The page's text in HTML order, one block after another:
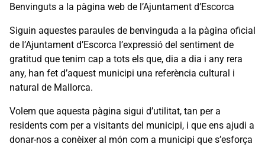
Benvinguts a la pàgina web de l’Ajuntament d’Escorca
Siguin aquestes paraules de benvinguda a la pàgina oficial
de l’Ajuntament d’Escorca l’expressió del sentiment de
gratitud que tenim cap a tots els que, dia a dia i any rera
any, han fet d’aquest municipi una referència cultural i
natural de Mallorca.
Volem que aquesta pàgina sigui d’utilitat, tan per a
residents com per a visitants del municipi, i que ens ajudi a
donar-nos a conèixer al món com a municipi que s’esforça